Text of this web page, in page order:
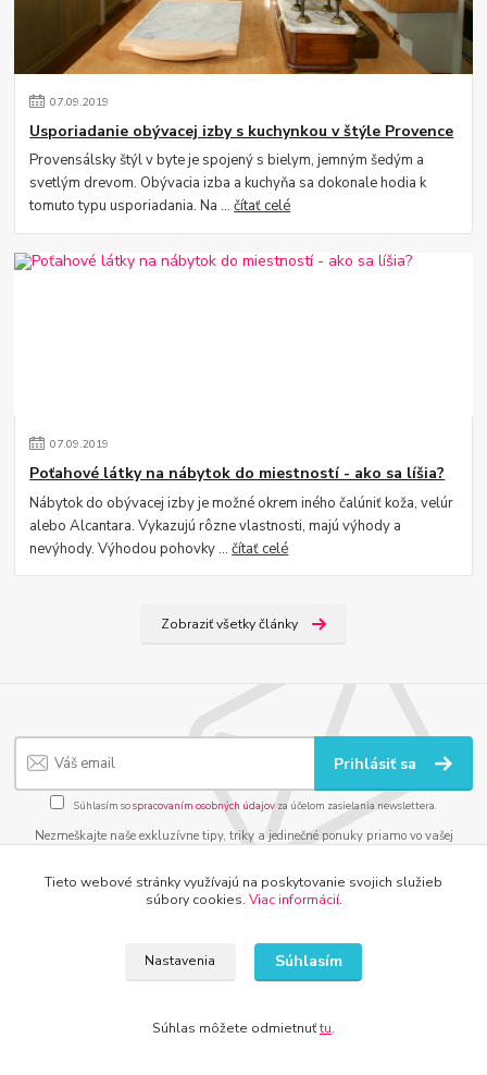
07.09.2019
Usporiadanie obývacej izby s kuchynkou v štýle Provence
Provensálsky štýl v byte je spojený s bielym, jemným šedým a
svetlým drevom. Obývacia izba a kuchyňa sa dokonale hodia k
tomuto typu usporiadania. Na ...čítať celé
07.09.2019
Poťahové látky na nábytok do miestností - ako sa líšia?
Nábytok do obývacej izby je možné okrem iného čalúniť koža, velúr
alebo Alcantara. Vykazujú rôzne vlastnosti, majú výhody a
nevýhody. Výhodou pohovky ...čítať celé
Zobraziť všetky články
Prihlásiť sa
Súhlasím sospracovaním osobných údajov za účelom zasielania newslettera.
Nezmeškajte naše exkluzívne tipy, triky a jedinečné ponuky priamo vo vašej
DETI, ŠPORT, HOBBY
www.detsky-raj.sk
Tieto webové stránky využívajú na poskytovanie svojich služieb
súbory cookies. Viac informácií.
Nastavenia Súhlasím
Súhlas môžete odmietnuťtu.